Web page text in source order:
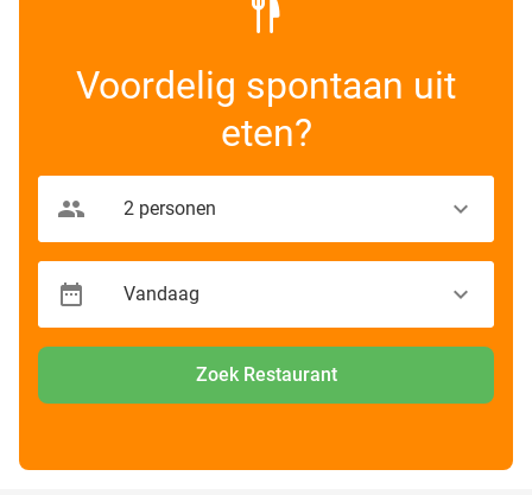
Voordelig spontaan uit
eten?
Zoek Restaurant